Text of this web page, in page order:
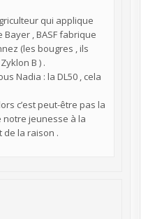
qui applique
, BASF fabrique
(les bougres , ils
B ) .
Nadia : la DL50 , cela
c’est peut-être pas la
jeunesse à la
de la raison .